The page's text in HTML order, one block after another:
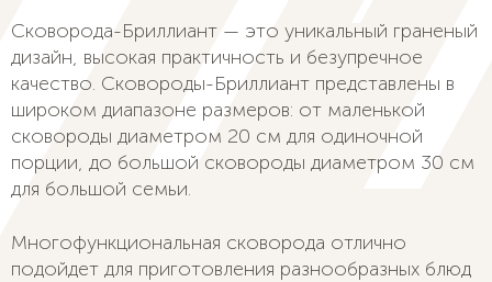
Сковорода-Бриллиант — это уникальный граненый
дизайн, высокая практичность и безупречное
качество. Сковороды-Бриллиант представлены в
широком диапазоне размеров: от маленькой
сковороды диаметром 20 см для одиночной
порции, до большой сковороды диаметром 30 см
для большой семьи.
Многофункциональная сковорода отлично
подойдет для приготовления разнообразных блюд